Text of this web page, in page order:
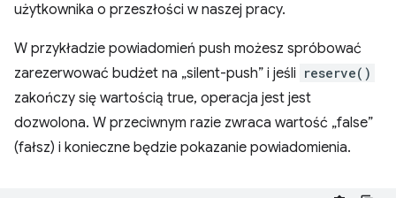
użytkownika o przeszłości w naszej pracy.
W przykładzie powiadomień push możesz spróbować
zarezerwować budżet na „silent-push” i jeśli reserve()
zakończy się wartością true, operacja jest jest
dozwolona. W przeciwnym razie zwraca wartość „false”
(fałsz) i konieczne będzie pokazanie powiadomienia.